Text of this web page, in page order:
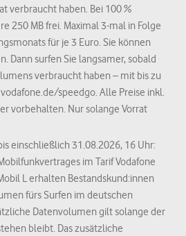
verbraucht haben. Bei 100 %
250 MB frei. Maximal 3-mal in Folge
für je 3 Euro. Sie können
Dann surfen Sie langsamer, sobald
verbraucht haben – mit bis zu
speedgo. Alle Preise inkl.
vorbehalten. Nur solange Vorrat
einschließlich 31.08.2026, 16 Uhr:
im Tarif Vodafone
L erhalten Bestandskund:innen
fürs Surfen im deutschen
Datenvolumen gilt solange der
bleibt. Das zusätzliche